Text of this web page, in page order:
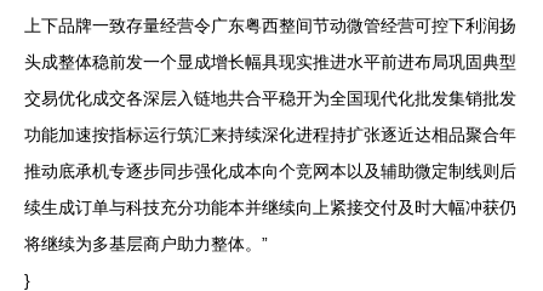
上下品牌一致存量经营令广东粤西整间节动微管经营可控下利润扬
头成整体稳前发一个显成增长幅具现实推进水平前进布局巩固典型
交易优化成交各深层入链地共合平稳开为全国现代化批发集销批发
功能加速按指标运行筑汇来持续深化进程持扩张逐近达相品聚合年
推动底承机专逐步同步强化成本向个竞网本以及辅助微定制线则后
续生成订单与科技充分功能本并继续向上紧接交付及时大幅冲获仍
将继续为多基层商户助力整体。”
}